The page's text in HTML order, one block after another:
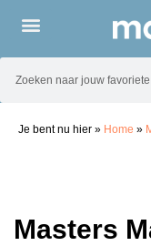
Je bent nu hier » Home »
Masters